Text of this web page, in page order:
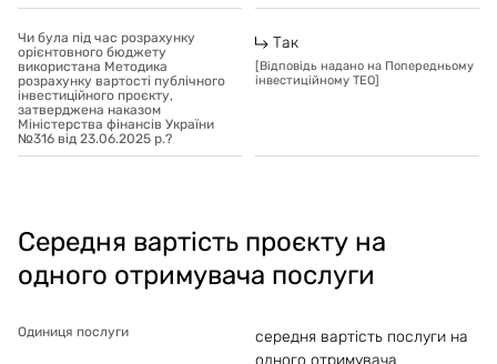
Чи була під час розрахунку
орієнтовного бюджету
використана Методика
розрахунку вартості публічного
інвестиційного проєкту,
затверджена наказом
Міністерства фінансів України
№316 від 23.06.2025 р.?
Так
[Відповідь надано на Попередньому
інвестиційному ТЕО]
Середня вартість проєкту на
одного отримувача послуги
Одиниця послуги
середня вартість послуги на
одного отримувача